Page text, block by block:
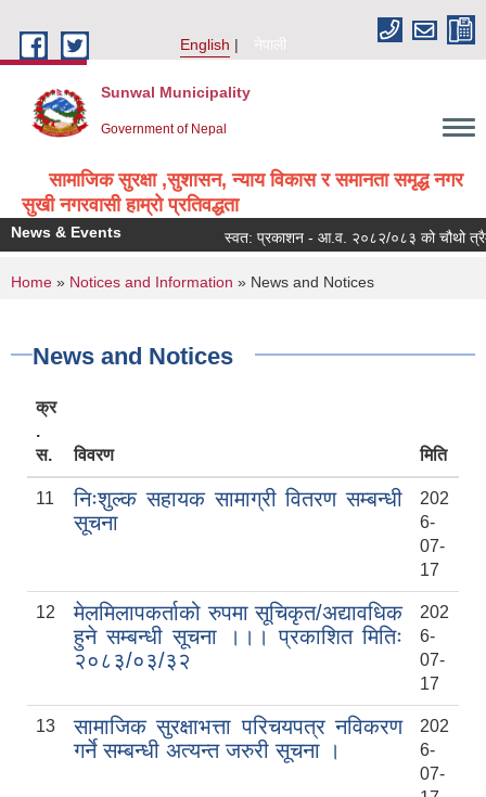
English
नेपाली
Sunwal Municipality
Government of Nepal
सामाजिक सुरक्षा ,सुशासन, न्याय विकास र समानता समृद्ध नगर
सुखी नगरवासी हाम्रो प्रतिवद्धता
News & Events स्वत: प्रकाशन - आ.व. २०८२/०८३ को चौथो
You are here
Home » Notices and Information » News and Notices
News and Notices
क्र
.
स.
विवरण मिति
11
निःशुल्क सहायक सामाग्री वितरण सम्बन्धी
सूचना
202
6-
07-
17
12
मेलमिलापकर्ताको रुपमा सूचिकृत/अद्यावधिक
हुने सम्बन्धी सूचना ।।। प्रकाशित मितिः
२०८३/०३/३२
202
6-
07-
17
13
सामाजिक सुरक्षाभत्ता परिचयपत्र नविकरण
गर्ने सम्बन्धी अत्यन्त जरुरी सूचना ।
202
6-
07-